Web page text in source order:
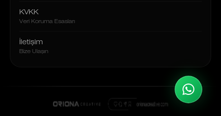
KVKK
Veri Koruma Esasları
İletişim
Bize Ulaşın